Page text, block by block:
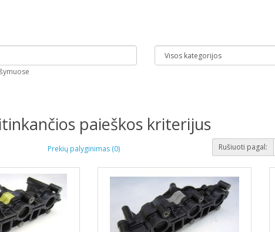
paieškos kriterijus
Prekių palyginimas (0) Rušiuoti pagal: